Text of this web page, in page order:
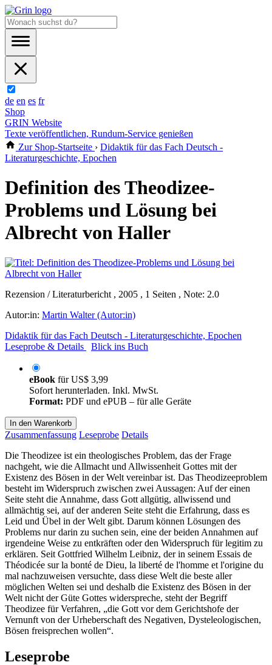
de en es fr
Shop
GRIN Website
Texte veröffentlichen, Rundum-Service genießen
Zur Shop-Startseite › Didaktik für das Fach Deutsch -
Literaturgeschichte, Epochen
Definition des Theodizee-
Problems und Lösung bei
Albrecht von Haller
Rezension / Literaturbericht , 2005 , 1 Seiten , Note: 2.0
Autor:in: Martin Walter (Autor:in)
Didaktik für das Fach Deutsch - Literaturgeschichte, Epochen
Leseprobe & Details
Blick ins Buch
eBook fürUS$ 3,99
Sofort herunterladen. Inkl. MwSt.
Format: PDF und ePUB – für alle Geräte
In den Warenkorb
Zusammenfassung Leseprobe Details
Die Theodizee ist ein theologisches Problem, das der Frage
nachgeht, wie die Allmacht und Allwissenheit Gottes mit der
Existenz des Bösen in der Welt vereinbar ist. Das Theodizeeproblem
besteht im Widerspruch zwischen zwei Aussagen: Auf der einen
Seite steht die Annahme, dass Gott allgütig, allwissend und
allmächtig sei, auf der anderen Seite steht die Erfahrung, dass es
Leid und Übel in der Welt gibt. Darum können Lösungen des
Problems nur darin zu suchen sein, eine der beiden Annahmen auf
irgendeine Weise zu entkräften oder den Widerspruch für legitim zu
erklären. Seit Gottfried Wilhelm Leibniz, der in seinem Essais de
Théodicée sur la bonté de Dieu, la liberté de l'homme et l'origine du
mal nachzuweisen versuchte, dass diese Welt die beste aller
möglichen Welten sei und deshalb die Existenz des Bösen in der
Welt nicht der Güte Gottes widerspreche, steht der Begriff
Theodizee für Verfahren, „die Gott vor dem Gerichtshofe der
Vernunft von der Urheberschaft des Negativen, Dysteleologischen,
Bösen freisprechen wollen“.
Leseprobe